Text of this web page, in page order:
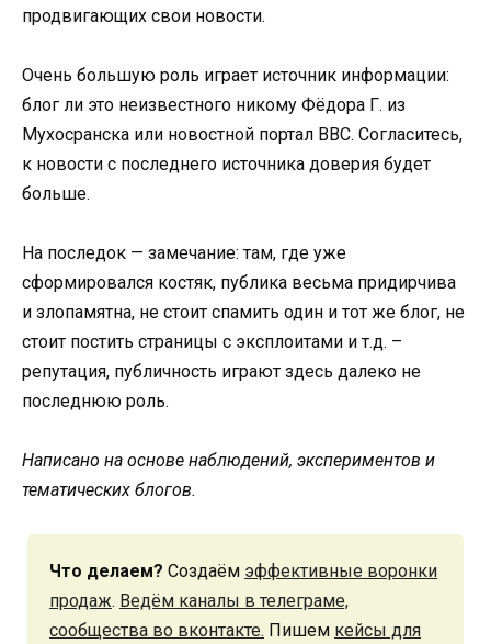
продвигающих свои новости.
Очень большую роль играет источник информации:
блог ли это неизвестного никому Фёдора Г. из
Мухосранска или новостной портал BBC. Согласитесь,
к новости с последнего источника доверия будет
больше.
На последок — замечание: там, где уже
сформировался костяк, публика весьма придирчива
и злопамятна, не стоит спамить один и тот же блог, не
стоит постить страницы с эксплоитами и т.д. –
репутация, публичность играют здесь далеко не
последнюю роль.
Написано на основе наблюдений, экспериментов и
тематических блогов.
Что делаем? Создаём эффективные воронки
продаж. Ведём каналы в телеграме,
сообщества во вконтакте. Пишем кейсы для